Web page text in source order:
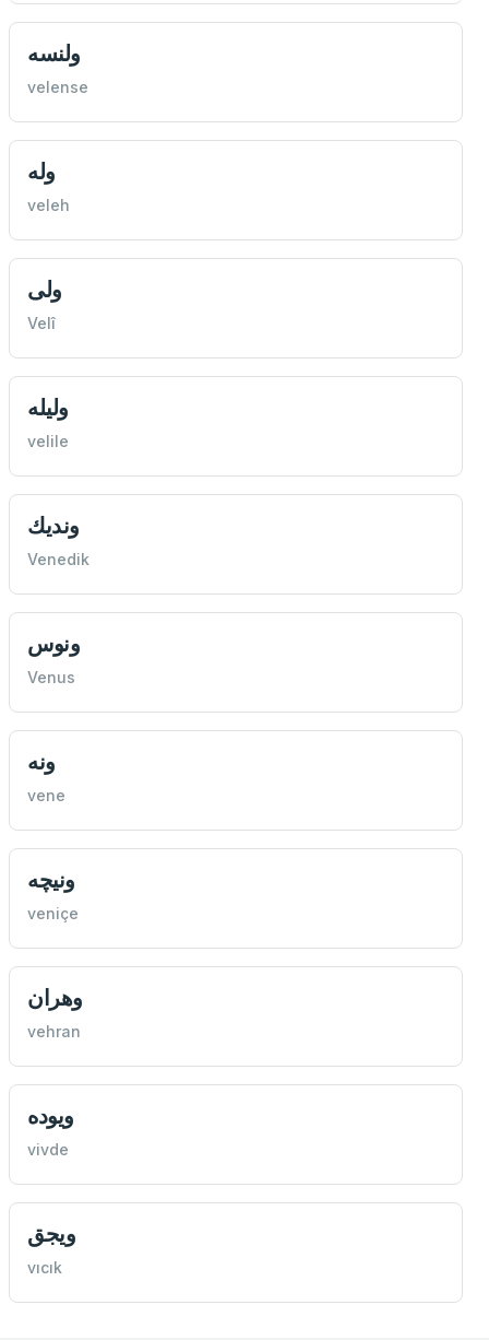
ولنسه
velense
وله
veleh
ولی
Velî
وليله
velile
ونديك
Venedik
ونوس
Venus
ونه
vene
ونيچه
veniçe
وهران
vehran
ويوده
vivde
ویجق
vıcık